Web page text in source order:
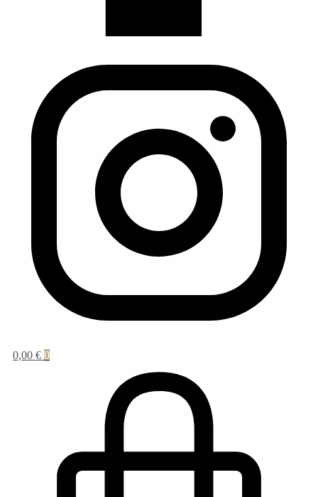
0,00 € 0